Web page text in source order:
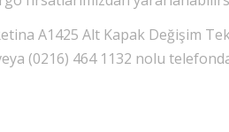
A1425 Alt Kapak Değişim
(0216) 464 1132 nolu